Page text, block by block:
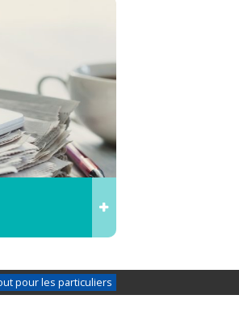
pour les particuliers